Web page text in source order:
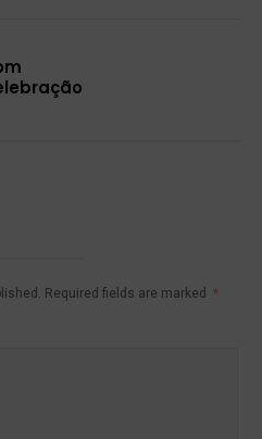
Required fields are marked *